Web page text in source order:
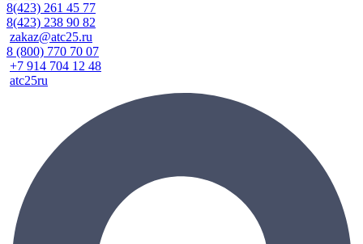
8(423) 261 45 77
8(423) 238 90 82
zakaz@atc25.ru
8 (800) 770 70 07
+7 914 704 12 48
atc25ru